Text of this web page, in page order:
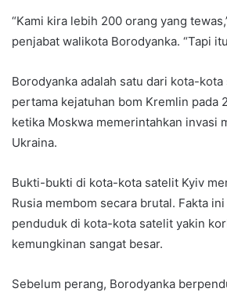
“Kami kira lebih 200 orang yang
penjabat walikota Borodyanka. “Tapi
Borodyanka adalah satu dari kota-
pertama kejatuhan bom Kremlin pada
ketika Moskwa memerintahkan invasi
Ukraina.
Bukti-bukti di kota-kota satelit Kyiv
Rusia membom secara brutal. Fakta
penduduk di kota-kota satelit yakin
kemungkinan sangat besar.
Sebelum perang, Borodyanka